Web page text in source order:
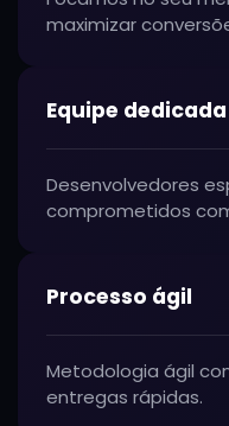
maximizar
Equipe dedicada
Desenvolvedores
comprometidos
Processo ágil
Metodologia ágil
entregas rápidas.